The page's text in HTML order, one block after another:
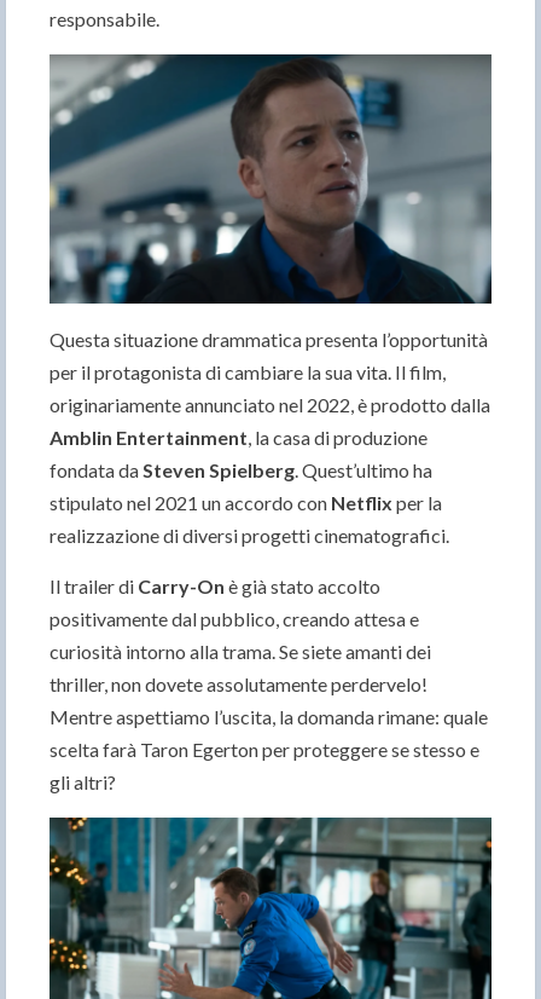
responsabile.
Questa situazione drammatica presenta l’opportunità
per il protagonista di cambiare la sua vita. Il film,
originariamente annunciato nel 2022, è prodotto dalla
Amblin Entertainment, la casa di produzione
fondata daSteven Spielberg. Quest’ultimo ha
stipulato nel 2021 un accordo con Netflix per la
realizzazione di diversi progetti cinematografici.
Il trailer di Carry-On è già stato accolto
positivamente dal pubblico, creando attesa e
curiosità intorno alla trama. Se siete amanti dei
thriller, non dovete assolutamente perdervelo!
Mentre aspettiamo l’uscita, la domanda rimane: quale
scelta farà Taron Egerton per proteggere se stesso e
gli altri?